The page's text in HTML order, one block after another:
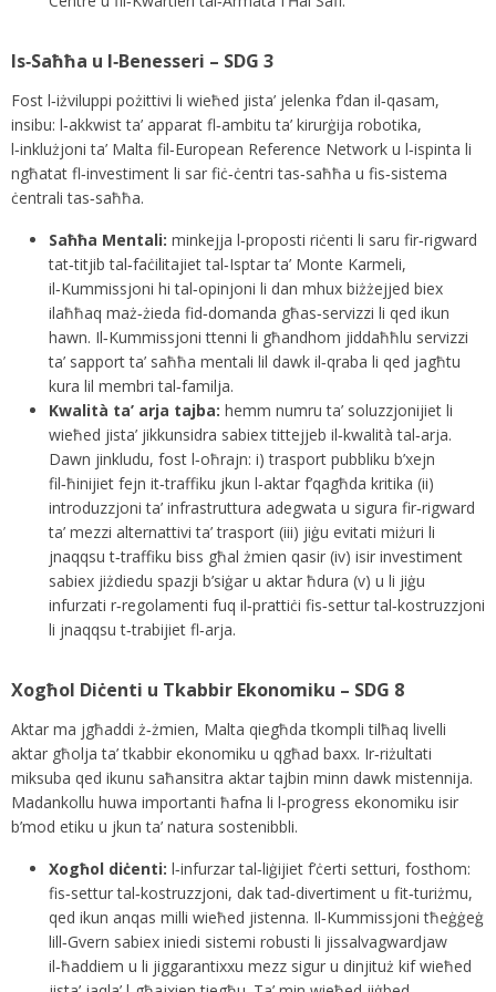
Is‑Saħħa u l‑Benesseri – SDG 3
Fost l‑iżviluppi pożittivi li wieħed jista’ jelenka f’dan il‑qasam,
insibu: l‑akkwist ta’ apparat fl‑ambitu ta’ kirurġija robotika,
l‑inklużjoni ta’ Malta fil‑European Reference Network u l‑ispinta li
ngħatat fl‑investiment li sar fiċ‑ċentri tas‑saħħa u fis‑sistema
ċentrali tas‑saħħa.
Saħħa Mentali: minkejja l‑proposti riċenti li saru fir‑rigward
tat‑titjib tal‑faċilitajiet tal‑Isptar ta’ Monte Karmeli,
il‑Kummissjoni hi tal‑opinjoni li dan mhux biżżejjed biex
ilaħħaq maż‑żieda fid‑domanda għas‑servizzi li qed ikun
hawn. Il‑Kummissjoni ttenni li għandhom jiddaħħlu servizzi
ta’ sapport ta’ saħħa mentali lil dawk il‑qraba li qed jagħtu
kura lil membri tal‑familja.
Kwalità ta’ arja tajba: hemm numru ta’ soluzzjonijiet li
wieħed jista’ jikkunsidra sabiex tittejjeb il‑kwalità tal‑arja.
Dawn jinkludu, fost l‑oħrajn: i) trasport pubbliku b’xejn
fil‑ħinijiet fejn it‑traffiku jkun l‑aktar f’qagħda kritika (ii)
introduzzjoni ta’ infrastruttura adegwata u sigura fir‑rigward
ta’ mezzi alternattivi ta’ trasport (iii) jiġu evitati miżuri li
jnaqqsu t‑traffiku biss għal żmien qasir (iv) isir investiment
sabiex jiżdiedu spazji b’siġar u aktar ħdura (v) u li jiġu
infurzati r‑regolamenti fuq il‑prattiċi fis‑settur tal‑kostruzzjoni
li jnaqqsu t‑trabijiet fl‑arja.
Xogħol Diċenti u Tkabbir Ekonomiku – SDG 8
Aktar ma jgħaddi ż‑żmien, Malta qiegħda tkompli tilħaq livelli
aktar għolja ta’ tkabbir ekonomiku u qgħad baxx. Ir‑riżultati
miksuba qed ikunu saħansitra aktar tajbin minn dawk mistennija.
Madankollu huwa importanti ħafna li l‑progress ekonomiku isir
b’mod etiku u jkun ta’ natura sostenibbli.
Xogħol diċenti: l‑infurzar tal‑liġijiet f’ċerti setturi, fosthom:
fis‑settur tal‑kostruzzjoni, dak tad‑divertiment u fit‑turiżmu,
qed ikun anqas milli wieħed jistenna. Il‑Kummissjoni tħeġġeġ
lill‑Gvern sabiex iniedi sistemi robusti li jissalvagwardjaw
il‑ħaddiem u li jiggarantixxu mezz sigur u dinjituż kif wieħed